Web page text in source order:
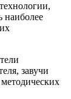
завучи